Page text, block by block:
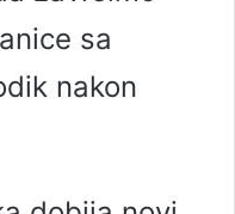
sa
nakon